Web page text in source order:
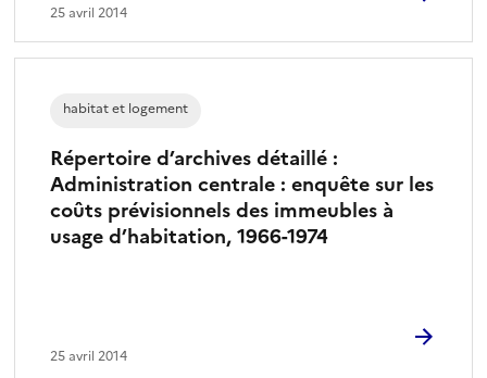
25 avril 2014
Répertoire d’archives détaillé :
Administration centrale : enquête sur les
coûts prévisionnels des immeubles à
usage d’habitation, 1966-1974
habitat et logement
25 avril 2014